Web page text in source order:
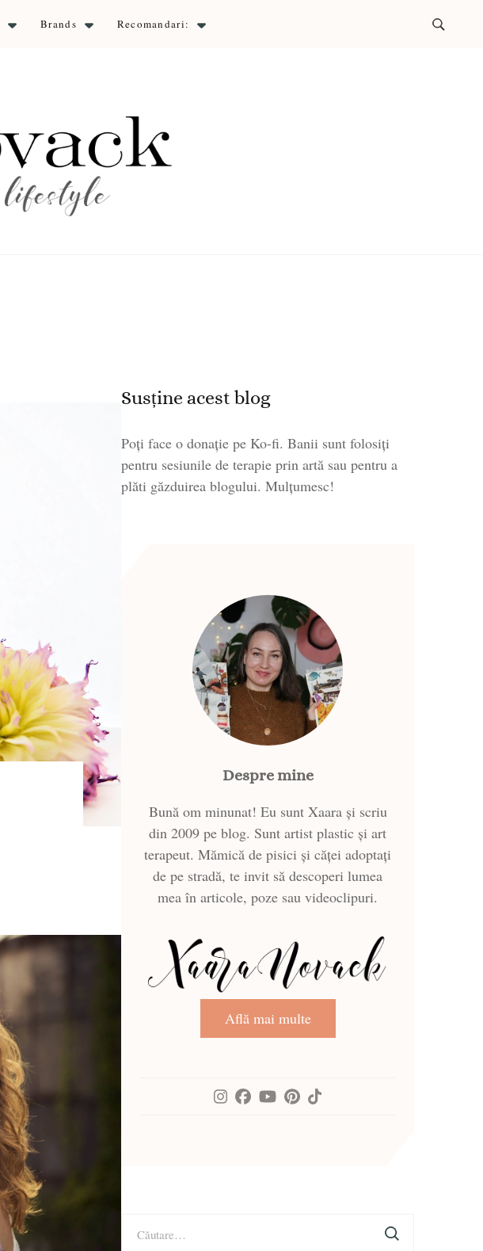
Brands Recomandari:
Susține acest blog
Poți face o donație pe Ko-fi. Banii sunt folosiți
pentru sesiunile de terapie prin artă sau pentru a
plăti găzduirea blogului. Mulțumesc!
Despre mine
Bună om minunat! Eu sunt Xaara și scriu
din 2009 pe blog. Sunt artist plastic și art
terapeut. Mămică de pisici și căței adoptați
de pe stradă, te invit să descoperi lumea
mea în articole, poze sau videoclipuri.
Află mai multe
după: